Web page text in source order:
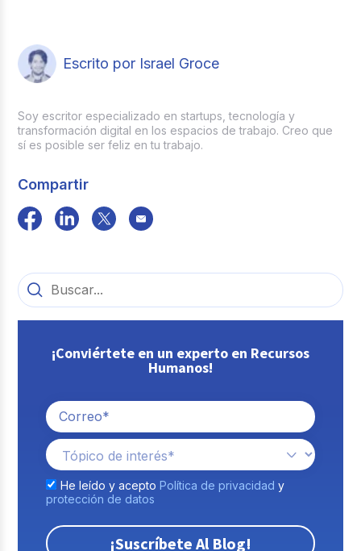
Escrito por Israel Groce
Soy escritor especializado en startups, tecnología y
transformación digital en los espacios de trabajo. Creo que
sí es posible ser feliz en tu trabajo.
Compartir
¡Conviértete en un experto en Recursos
Humanos!
He leído y acepto Política de privacidad y
protección de datos